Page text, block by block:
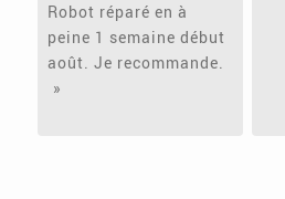
Robot réparé en à
peine 1 semaine début
août. Je recommande.